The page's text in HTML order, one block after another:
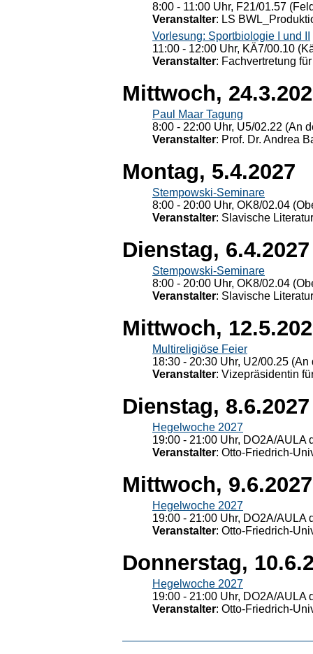
8:00 - 11:00 Uhr, F21/01.57
Veranstalter: LS
Vorlesung: Sportbiologie I und II
11:00 - 12:00 Uhr, KÄ7/00.10
Veranstalter: Fachvertretung
Mittwoch,
Paul Maar Tagung
8:00 - 22:00 Uhr, U5/02.22 (An
Veranstalter: Prof. Dr. Andrea
Montag, 5.4.2027
Stempowski-Seminare
8:00 - 20:00 Uhr, OK8/02.04
Veranstalter: Slavische
Dienstag, 6.4.2027
Stempowski-Seminare
8:00 - 20:00 Uhr, OK8/02.04
Veranstalter: Slavische
Mittwoch,
Multireligiöse Feier
18:30 - 20:30 Uhr, U2/00.25
Veranstalter: Vizepräsidentin
Dienstag, 8.6.2027
Hegelwoche 2027
19:00 - 21:00 Uhr, DO2A/
Veranstalter: Otto-Friedrich-
Mittwoch, 9.6.2027
Hegelwoche 2027
19:00 - 21:00 Uhr, DO2A/
Veranstalter: Otto-Friedrich-
Donnerstag,
Hegelwoche 2027
19:00 - 21:00 Uhr, DO2A/
Veranstalter: Otto-Friedrich-